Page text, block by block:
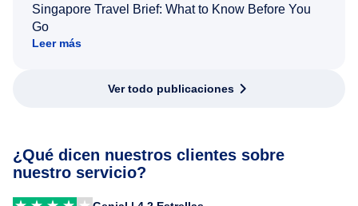
Singapore Travel Brief: What to Know Before You
Go
Leer más
Ver todo publicaciones
¿Qué dicen nuestros clientes sobre
nuestro servicio?